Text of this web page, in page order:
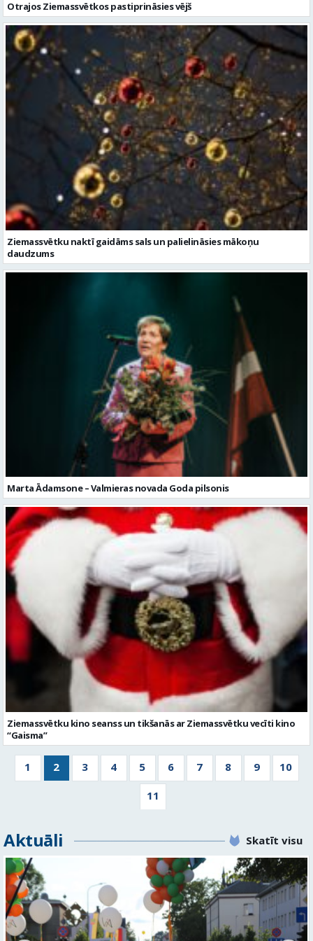
Otrajos Ziemassvētkos pastiprināsies vējš
Ziemassvētku naktī gaidāms sals un palielināsies mākoņu
daudzums
Marta Ādamsone – Valmieras novada Goda pilsonis
Ziemassvētku kino seanss un tikšanās ar Ziemassvētku vecīti kino
“Gaisma”
1 2 3 4 5 6 7 8 9 10
11
Aktuāli Skatīt visu